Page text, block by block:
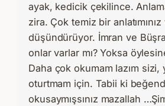
ayak, kedicik çekilince.
zira. Çok temiz bir
düşündürüyor. İmran ve
onlar varlar mı? Yoksa
Daha çok okumam lazım sizi,
oturtmam için. Tabii ki
okusaymışsınız mazallah